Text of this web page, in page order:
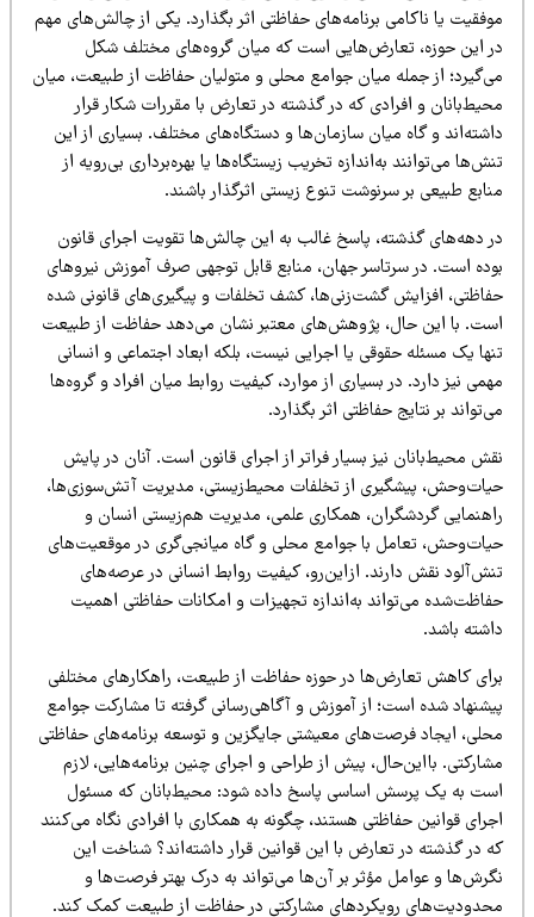
یا ناکامی برنامه‌های حفاظتی اثر بگذارد. یکی از چالش‌های مهم
این حوزه، تعارض‌هایی است که میان گروه‌های مختلف شکل
از جمله میان جوامع محلی و متولیان حفاظت از طبیعت، میان
و افرادی که در گذشته در تعارض با مقررات شکار قرار
و گاه میان سازمان‌ها و دستگاه‌های مختلف. بسیاری از این
می‌توانند به‌اندازه تخریب زیستگاه‌ها یا بهره‌برداری بی‌رویه از
طبیعی بر سرنوشت تنوع زیستی اثرگذار باشند.
دهه‌های گذشته، پاسخ غالب به این چالش‌ها تقویت اجرای قانون
است. در سرتاسر جهان، منابع قابل توجهی صرف آموزش نیروهای
افزایش گشت‌زنی‌ها، کشف تخلفات و پیگیری‌های قانونی شده
با این حال، پژوهش‌های معتبر نشان می‌دهد حفاظت از طبیعت
یک مسئله حقوقی یا اجرایی نیست، بلکه ابعاد اجتماعی و انسانی
نیز دارد. در بسیاری از موارد، کیفیت روابط میان افراد و گروه‌ها
بر نتایج حفاظتی اثر بگذارد.
محیط‌بانان نیز بسیار فراتر از اجرای قانون است. آنان در پایش
پیشگیری از تخلفات محیط‌زیستی، مدیریت آتش‌سوزی‌ها،
گردشگران، همکاری علمی، مدیریت هم‌زیستی انسان و
تعامل با جوامع محلی و گاه میانجی‌گری در موقعیت‌های
نقش دارند. ازاین‌رو، کیفیت روابط انسانی در عرصه‌های
می‌تواند به‌اندازه تجهیزات و امکانات حفاظتی اهمیت
باشد.
کاهش تعارض‌ها در حوزه حفاظت از طبیعت، راهکارهای مختلفی
شده است؛ از آموزش و آگاهی‌رسانی گرفته تا مشارکت جوامع
ایجاد فرصت‌های معیشتی جایگزین و توسعه برنامه‌های حفاظتی
بااین‌حال، پیش از طراحی و اجرای چنین برنامه‌هایی، لازم
به یک پرسش اساسی پاسخ داده شود: محیط‌بانان که مسئول
قوانین حفاظتی هستند، چگونه به همکاری با افرادی نگاه می‌کنند
در گذشته در تعارض با این قوانین قرار داشته‌اند؟ شناخت این
و عوامل مؤثر بر آن‌ها می‌تواند به درک بهتر فرصت‌ها و
رویکردهای مشارکتی در حفاظت از طبیعت کمک کند.